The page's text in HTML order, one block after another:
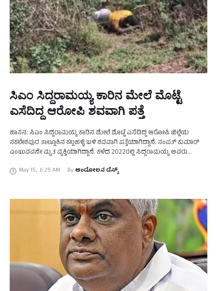
ಸಿಎಂ ಸಿದ್ದರಾಮಯ್ಯ ಕಾರಿನ ಮೇಲೆ ಮೊಟ್ಟೆ
ಎಸೆದಿದ್ದ ಆರೋಪಿ ಶವವಾಗಿ ಪತ್ತೆ
ಹಾಸನ: ಸಿಎಂ ಸಿದ್ದರಾಮಯ್ಯ ಕಾರಿನ ಮೇಲೆ ಮೊಟ್ಟೆ ಎಸೆದಿದ್ದ ಆರೋಪಿ ಜಿಲ್ಲೆಯ
ಸಕಲೇಶಪುರ ತಾಲ್ಲೂಕಿನ ಕಲ್ಲಹಳ್ಳಿ ಬಳಿ ಶವವಾಗಿ ಪತ್ತೆಯಾಗಿದ್ದಾನೆ. ಸಂಪತ್‌ ಕುಮಾರ್‌
ಎಂಬುವವನೇ ಮೃತ ವ್ಯಕ್ತಿಯಾಗಿದ್ದಾನೆ. ಕಳೆದ 2022ರಲ್ಲಿ ಸಿದ್ದರಾಮಯ್ಯ ಅವರು
May 15, 6:25 AM By ಆಂದೋಲನ ಡೆಸ್ಕ್